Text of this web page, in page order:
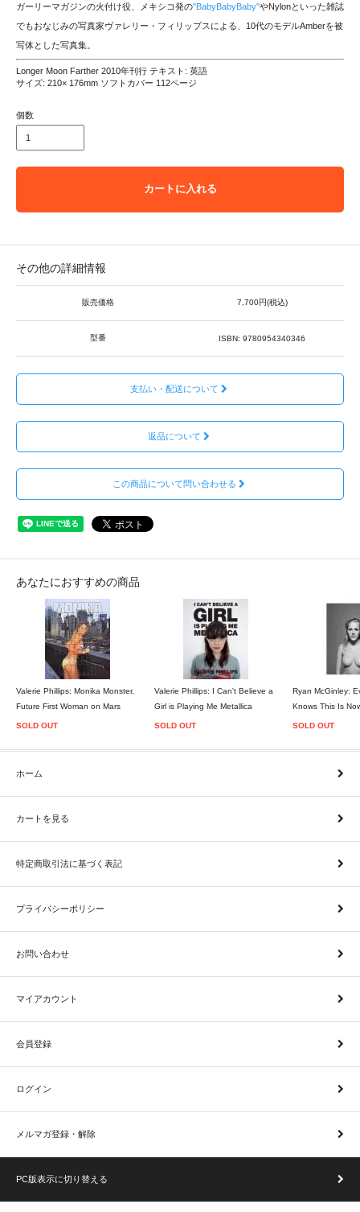
ガーリーマガジンの火付け役、メキシコ発の"BabyBabyBaby"やNylonといった雑誌
でもおなじみの写真家ヴァレリー・フィリップスによる、10代のモデルAmberを被
写体とした写真集。
Longer Moon Farther 2010年刊行 テキスト: 英語
サイズ: 210× 176mm ソフトカバー 112ページ
個数
カートに入れる
その他の詳細情報
販売価格 7,700円(税込)
型番 ISBN: 9780954340346
支払い・配送について
返品について
この商品について問い合わせる
あなたにおすすめの商品
Valerie Phillips: Monika Monster,
Future First Woman on Mars
SOLD OUT
Valerie Phillips: I Can't Believe a
Girl is Playing Me Metallica
SOLD OUT
Ryan McGinley:
Knows This Is
SOLD OUT
ホーム
カートを見る
特定商取引法に基づく表記
プライバシーポリシー
お問い合わせ
マイアカウント
会員登録
ログイン
メルマガ登録・解除
PC版表示に切り替える